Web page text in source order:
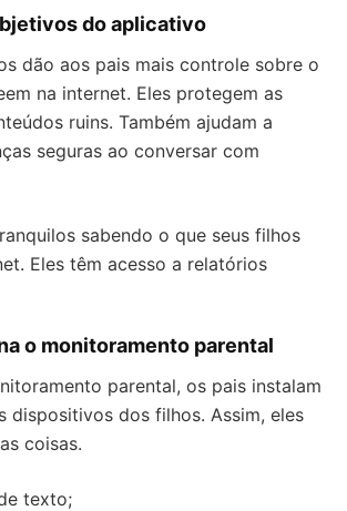
do aplicativo
dão aos pais mais controle sobre o
na internet. Eles protegem as
ruins. Também ajudam a
seguras ao conversar com
sabendo o que seus filhos
Eles têm acesso a relatórios
o monitoramento parental
parental, os pais instalam
dispositivos dos filhos. Assim, eles
coisas.
texto;